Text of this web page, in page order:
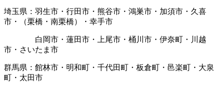
埼玉県：羽生市・行田市・熊谷市・鴻巣市・加須市・久喜
市・（栗橋・南栗橋）・幸手市
白岡市・蓮田市・上尾市・桶川市・伊奈町・川越
市・さいたま市
群馬県：館林市・明和町・千代田町・板倉町・邑楽町・大泉
町・太田市